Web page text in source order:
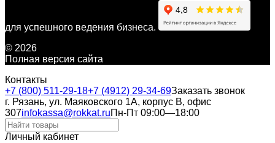
для успешного ведения бизнеса.
© 2026
Полная версия сайта
Контакты
+7 (800) 511-29-18+7 (4912) 29-34-69Заказать звонок
г. Рязань, ул. Маяковского 1А, корпус B, офис
307infokassa@rokkat.ruПн-Пт 09:00—18:00
Личный кабинет